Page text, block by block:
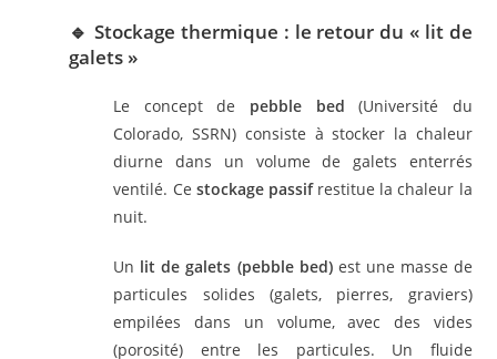
🔹 Stockage thermique : le retour du « lit de
galets »
Le concept de pebble bed (Université du
Colorado, SSRN) consiste à stocker la chaleur
diurne dans un volume de galets enterrés
ventilé. Ce stockage passifrestitue la chaleur la
nuit.
Un lit de galets (pebble bed)est une masse de
particules solides (galets, pierres, graviers)
empilées dans un volume, avec des vides
(porosité) entre les particules. Un fluide